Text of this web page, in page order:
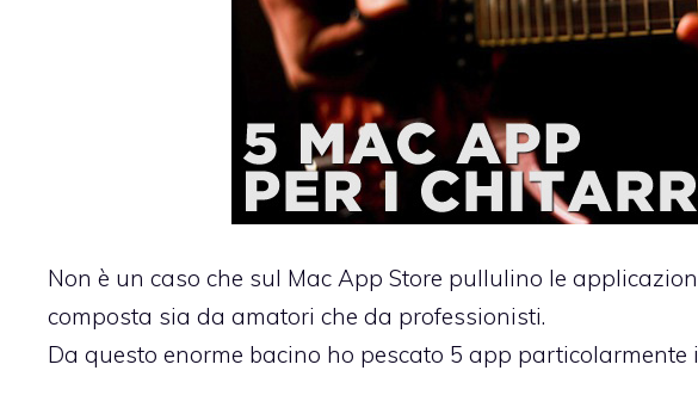
Non è un caso che sul Mac App Store pullulino le
composta sia da amatori che da professionisti.
Da questo enorme bacino ho pescato 5 app